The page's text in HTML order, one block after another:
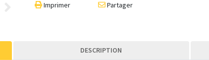
Imprimer Partager
DESCRIPTION